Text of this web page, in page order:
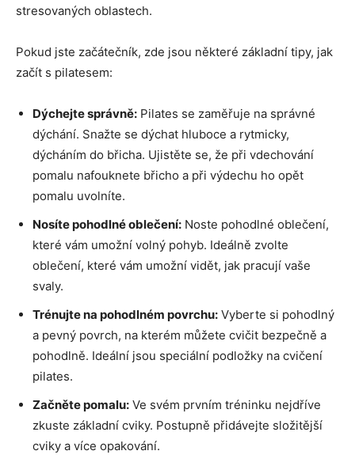
stresovaných oblastech.
Pokud jste začátečník, zde jsou některé základní tipy, jak
začít s pilatesem:
Dýchejte správně: Pilates se zaměřuje na správné
dýchání. Snažte se dýchat hluboce a rytmicky,
dýcháním do břicha. Ujistěte se, že při vdechování
pomalu nafouknete břicho a při výdechu ho opět
pomalu uvolníte.
Nosíte pohodlné oblečení: Noste pohodlné oblečení,
které vám umožní volný pohyb. Ideálně zvolte
oblečení, které vám umožní vidět, jak pracují vaše
svaly.
Trénujte na pohodlném povrchu: Vyberte si pohodlný
a pevný povrch, na kterém můžete cvičit bezpečně a
pohodlně. Ideální jsou speciální podložky na cvičení
pilates.
Začněte pomalu: Ve svém prvním tréninku nejdříve
zkuste základní cviky. Postupně přidávejte složitější
cviky a více opakování.